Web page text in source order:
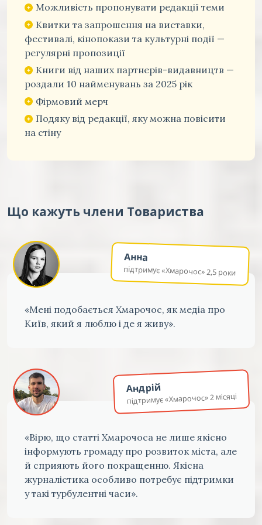
Можливість пропонувати редакції теми
Квитки та запрошення на виставки,
фестивалі, кінопокази та культурні події —
регулярні пропозиції
Книги від наших партнерів-видавництв —
роздали 10 найменувань за 2025 рік
Фірмовий мерч
Подяку від редакції, яку можна повісити
на стіну
Що кажуть члени Товариства
Анна
підтримує «Хмарочос» 2,5 роки
«Мені подобається Хмарочос, як медіа про
Київ, який я люблю і де я живу».
Андрій
підтримує «Хмарочос» 2 місяці
«Вірю, що статті Хмарочоса не лише якісно
інформують громаду про розвиток міста, але
й сприяють його покращенню. Якісна
журналістика особливо потребує підтримки
у такі турбулентні часи».